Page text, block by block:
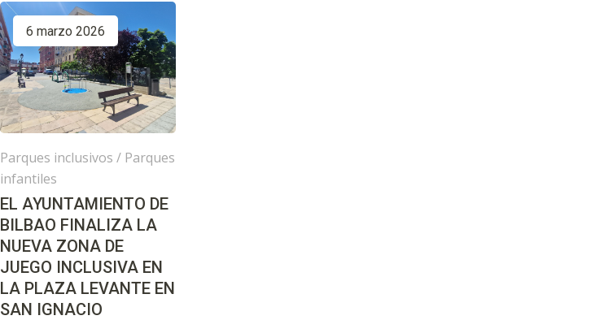
6 marzo 2026
Parques inclusivos / Parques
infantiles
EL AYUNTAMIENTO DE
BILBAO FINALIZA LA
NUEVA ZONA DE
JUEGO INCLUSIVA EN
LA PLAZA LEVANTE EN
SAN IGNACIO